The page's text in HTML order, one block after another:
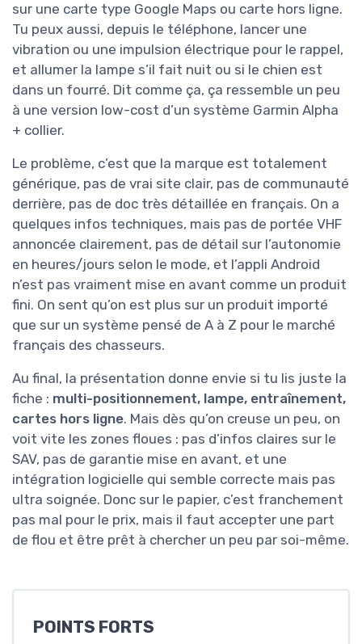
sur une carte type Google Maps ou carte hors ligne.
Tu peux aussi, depuis le téléphone, lancer une
vibration ou une impulsion électrique pour le rappel,
et allumer la lampe s’il fait nuit ou si le chien est
dans un fourré. Dit comme ça, ça ressemble un peu
à une version low-cost d’un système Garmin Alpha
+ collier.
Le problème, c’est que la marque est totalement
générique, pas de vrai site clair, pas de communauté
derrière, pas de doc très détaillée en français. On a
quelques infos techniques, mais pas de portée VHF
annoncée clairement, pas de détail sur l’autonomie
en heures/jours selon le mode, et l’appli Android
n’est pas vraiment mise en avant comme un produit
fini. On sent qu’on est plus sur un produit importé
que sur un système pensé de A à Z pour le marché
français des chasseurs.
Au final, la présentation donne envie si tu lis juste la
fiche : multi-positionnement, lampe, entraînement,
cartes hors ligne. Mais dès qu’on creuse un peu, on
voit vite les zones floues : pas d’infos claires sur le
SAV, pas de garantie mise en avant, et une
intégration logicielle qui semble correcte mais pas
ultra soignée. Donc sur le papier, c’est franchement
pas mal pour le prix, mais il faut accepter une part
de flou et être prêt à chercher un peu par soi-même.
POINTS FORTS